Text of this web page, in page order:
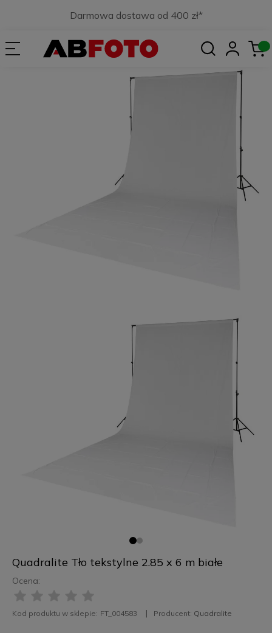
Darmowa dostawa od 400 zł*
Quadralite Tło tekstylne 2.85 x 6 m białe
Ocena:
Kod produktu w sklepie: FT_004583 Producent: Quadralite